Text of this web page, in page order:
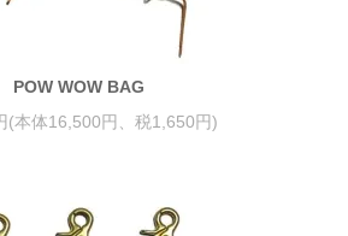
POW WOW BAG
(本体16,500円、税1,650円)